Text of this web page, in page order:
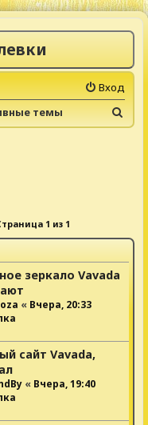
Вход
темы
о
1 из 1
зеркало Vavada
« Вчера, 20:33
сайт Vavada,
« Вчера, 19:40